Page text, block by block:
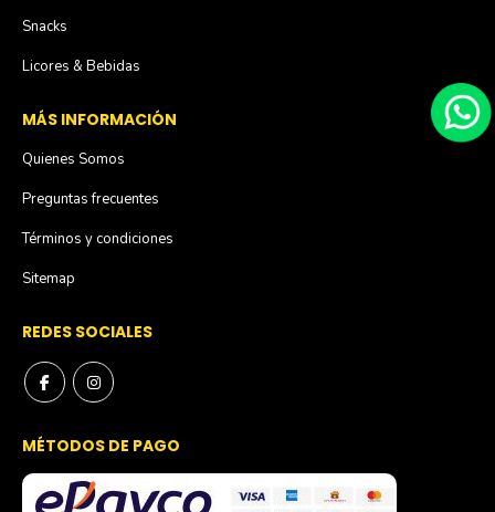
Snacks
Licores & Bebidas
MÁS INFORMACIÓN
Quienes Somos
Preguntas frecuentes
Términos y condiciones
Sitemap
REDES SOCIALES
MÉTODOS DE PAGO